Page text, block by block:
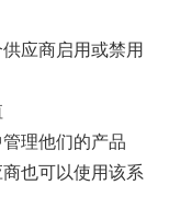
应商启用或禁用
理他们的产品
也可以使用该系